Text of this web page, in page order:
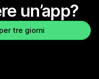
un’app?
tre giorni